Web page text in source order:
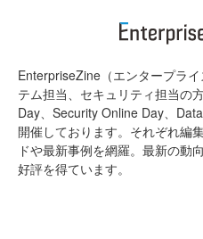
EnterpriseZine（エンタープラ
テム担当、セキュリティ担当の
Day、Security Online Day、
開催しております。それぞれ編
ドや最新事例を網羅。最新の動
好評を得ています。